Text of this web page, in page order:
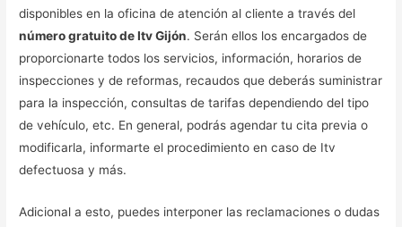
disponibles en la oficina de atención al cliente a través del
número gratuito de Itv Gijón. Serán ellos los encargados de
proporcionarte todos los servicios, información, horarios de
inspecciones y de reformas, recaudos que deberás suministrar
para la inspección, consultas de tarifas dependiendo del tipo
de vehículo, etc. En general, podrás agendar tu cita previa o
modificarla, informarte el procedimiento en caso de Itv
defectuosa y más.
Adicional a esto, puedes interponer las reclamaciones o dudas